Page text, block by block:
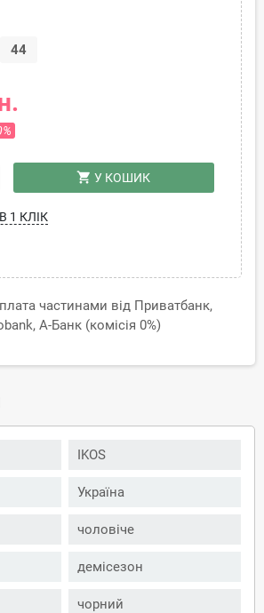
44
shopping_cart У КОШИК
1 КЛІК
частинами від Приватбанк,
А-Банк (комісія 0%)
IKOS
Україна
чоловіче
демісезон
чорний